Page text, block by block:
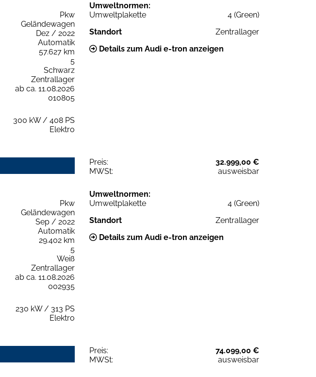
Pkw
Geländewagen
Dez / 2022
Automatik
57.627 km
5
Schwarz
Zentrallager
ab ca. 11.08.2026
010805
300 kW / 408 PS
Elektro
Umweltnormen:
Umweltplakette
4 (Green)
Standort
Zentrallager
Details zum Audi e-tron anzeigen
Preis:
32.999,00 €
MWSt:
ausweisbar
Pkw
Geländewagen
Sep / 2022
Automatik
29.402 km
5
Weiß
Zentrallager
ab ca. 11.08.2026
002935
230 kW / 313 PS
Elektro
Umweltnormen:
Umweltplakette
4 (Green)
Standort
Zentrallager
Details zum Audi e-tron anzeigen
Preis:
74.099,00 €
MWSt:
ausweisbar